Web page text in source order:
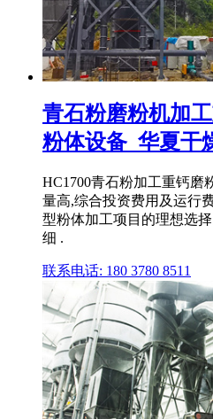
青石粉磨粉机加
粉体设备_华夏干
HC1700青石粉加工重钙磨
量高,综合投资费用及运行
型粉体加工项目的理想选
细 .
联系电话: 180 3780 8511